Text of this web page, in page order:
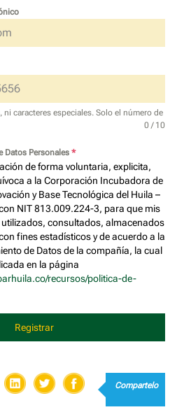
caracteres especiales. Solo el número de
0 / 10
Datos Personales *
de forma voluntaria, explicita,
a la Corporación Incubadora de
y Base Tecnológica del Huila –
NIT 813.009.224-3, para que mis
consultados, almacenados
fines estadísticos y de acuerdo a la
de Datos de la compañía, la cual
en la página
recursos/politica-de-
Registrar
Compartelo